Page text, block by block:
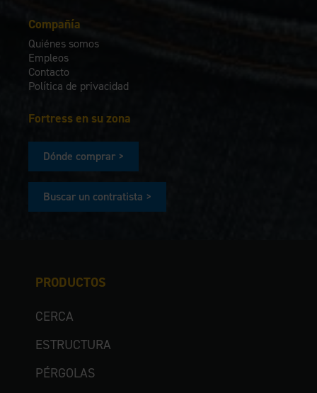
PRODUCTOS
CERCA
ESTRUCTURA
PÉRGOLAS
Compañía
Quiénes somos
Empleos
Contacto
Política de privacidad
Fortress en su zona
Dónde comprar >
Buscar un contratista >